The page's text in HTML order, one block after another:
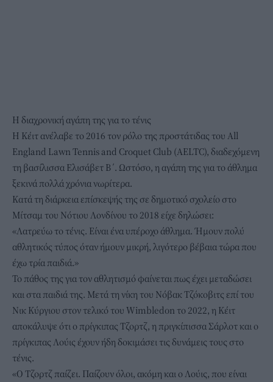
Η διαχρονική αγάπη της για το τένις
Η Κέιτ ανέλαβε το 2016 τον ρόλο της προστάτιδας του All
England Lawn Tennis and Croquet Club (AELTC), διαδεχόμενη
τη βασίλισσα Ελισάβετ Β΄. Ωστόσο, η αγάπη της για το άθλημα
ξεκινά πολλά χρόνια νωρίτερα.
Κατά τη διάρκεια επίσκεψής της σε δημοτικό σχολείο στο
Μίτσαμ του Νότιου Λονδίνου το 2018 είχε δηλώσει:
«Λατρεύω το τένις. Είναι ένα υπέροχο άθλημα. Ήμουν πολύ
αθλητικός τύπος όταν ήμουν μικρή, λιγότερο βέβαια τώρα που
έχω τρία παιδιά.»
Το πάθος της για τον αθλητισμό φαίνεται πως έχει μεταδώσει
και στα παιδιά της. Μετά τη νίκη του Νόβακ Τζόκοβιτς επί του
Νικ Κύργιου στον τελικό του Wimbledon το 2022, η Κέιτ
αποκάλυψε ότι ο πρίγκιπας Τζορτζ, η πριγκίπισσα Σάρλοτ και ο
πρίγκιπας Λούις έχουν ήδη δοκιμάσει τις δυνάμεις τους στο
τένις.
«Ο Τζορτζ παίζει. Παίζουν όλοι, ακόμη και ο Λούις, που είναι